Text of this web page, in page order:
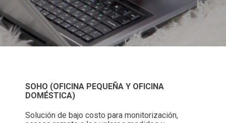
SOHO (OFICINA PEQUEÑA Y OFICINA
DOMÉSTICA)
Solución de bajo costo para monitorización,